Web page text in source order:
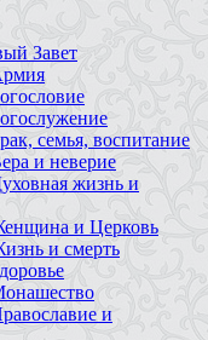
Завет
семья, воспитание
и неверие
жизнь и
и Церковь
и смерть
и